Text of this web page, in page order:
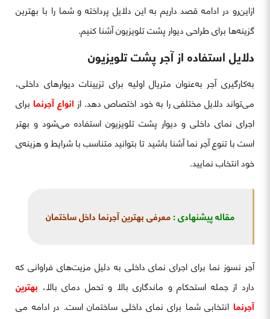
ازاین‌رو در ادامه قصد داریم به این دلایل پرداخته و شما را با بهترین
گزینه‌ها برای طراحی دیوار پشت تلویزیون آشنا کنیم.
دلایل استفاده از آجر پشت تلویزیون
به‌کارگیری آجر به‌عنوان متریال اولیه برای تزیینات دیوارهای داخلی،
می‌تواند دلایل مختلفی را به خود اختصاص دهد. ازانواع آجرنمابرای
اجرای نمای داخلی و دیوار پشت تلویزیون استفاده می‌شود و بهتر
است با تنوع آجر نما آشنا باشید تا بتوانید متناسب با شرایط و هزینه‌ی
خود انتخاب نمایید.
مقاله پیشنهادی :معرفی بهترین آجرنما داخل ساختمان
آجر نسوز نما برای اجرای نمای داخلی به دلیل مزیت‌های فراوانی که
دارد از جمله استحکام و ماندگاری بالا و تحمل دمای بالا، بهترین
آجرنما انتخابی شما برای نمای داخلی ساختمان است. در ادامه می